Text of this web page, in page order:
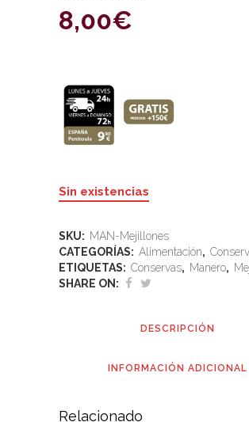
8,00€
Sin existencias
SKU: MAN-Mejillones
CATEGORÍAS: Alimentación,
ETIQUETAS: Conservas, Manero,
SHARE ON:
DESCRIPCIÓN
INFORMACIÓN ADICIONAL
Relacionado